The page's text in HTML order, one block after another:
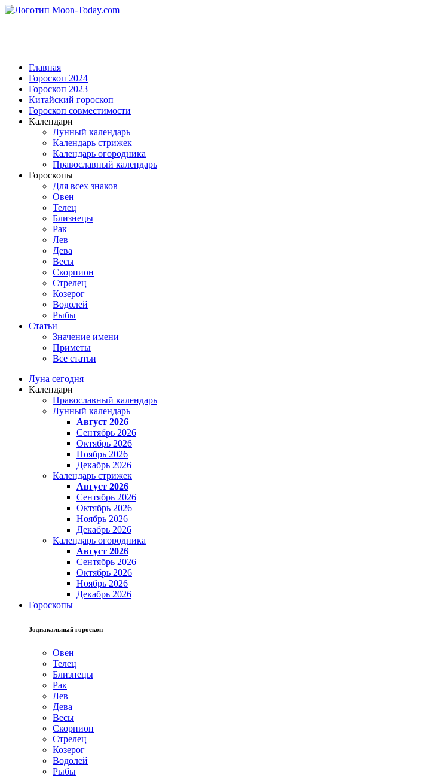
Главная
Гороскоп 2024
Гороскоп 2023
Китайский гороскоп
Гороскоп совместимости
Календари
Лунный календарь
Календарь стрижек
Календарь огородника
Православный календарь
Гороскопы
Для всех знаков
Овен
Телец
Близнецы
Рак
Лев
Дева
Весы
Скорпион
Стрелец
Козерог
Водолей
Рыбы
Статьи
Значение имени
Приметы
Все статьи
Луна сегодня
Календари
Православный календарь
Лунный календарь
Август 2026
Сентябрь 2026
Октябрь 2026
Ноябрь 2026
Декабрь 2026
Календарь стрижек
Август 2026
Сентябрь 2026
Октябрь 2026
Ноябрь 2026
Декабрь 2026
Календарь огородника
Август 2026
Сентябрь 2026
Октябрь 2026
Ноябрь 2026
Декабрь 2026
Гороскопы
Зодиакальный гороскоп
Овен
Телец
Близнецы
Рак
Лев
Дева
Весы
Скорпион
Стрелец
Козерог
Водолей
Рыбы